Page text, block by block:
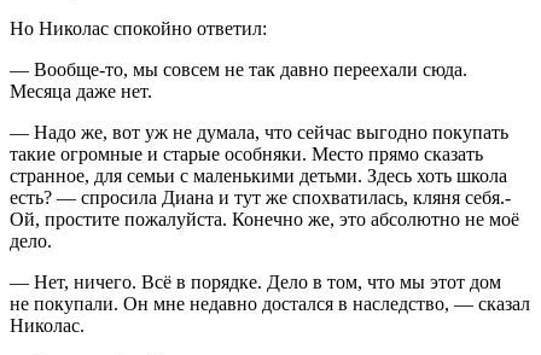
Но Николас спокойно ответил:
— Вообще-то, мы совсем не так давно переехали сюда.
Месяца даже нет.
— Надо же, вот уж не думала, что сейчас выгодно покупать
такие огромные и старые особняки. Место прямо сказать
странное, для семьи с маленькими детьми. Здесь хоть школа
есть? — спросила Диана и тут же спохватилась, кляня себя.-
Ой, простите пожалуйста. Конечно же, это абсолютно не моё
дело.
— Нет, ничего. Всё в порядке. Дело в том, что мы этот дом
не покупали. Он мне недавно достался в наследство, — сказал
Николас.